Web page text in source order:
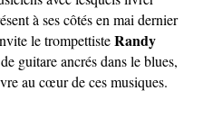
à ses côtés en mai dernier
le trompettisteRandy
guitare ancrés dans le blues,
au cœur de ces musiques.